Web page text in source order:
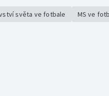
světa ve fotbale MS ve